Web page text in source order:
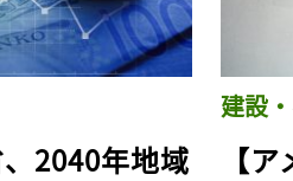
、2040年地域
建設
【